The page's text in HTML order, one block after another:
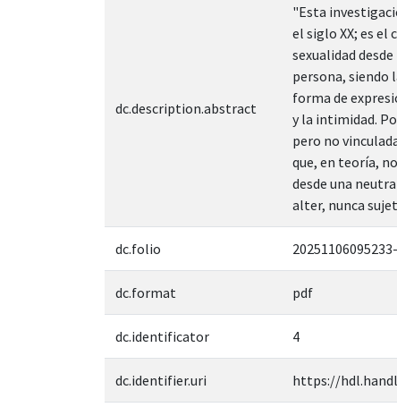
dc.description.abstract
"Esta
el siglo XX; es el
sexualidad
persona, siendo
forma de
y la intimidad.
pero no
que, en teoría,
desde una
alter, nunca
dc.folio
dc.format pdf
dc.identificator 4
dc.identifier.uri https://